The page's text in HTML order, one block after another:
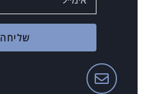
שליחה